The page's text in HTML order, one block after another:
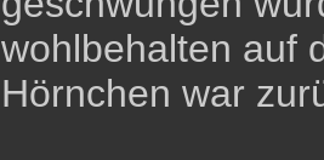
wohlbehalten auf
Hörnchen war